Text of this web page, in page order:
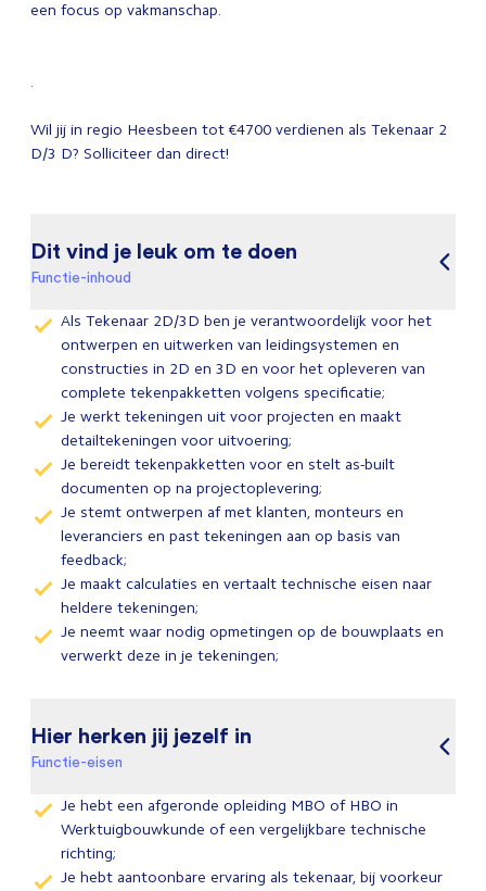
een focus op vakmanschap.
.
Wil jij in regio Heesbeen tot €4700 verdienen als Tekenaar 2
D/3 D? Solliciteer dan direct!
Dit vind je leuk om te doen
Functie-inhoud
Als Tekenaar 2D/3D ben je verantwoordelijk voor het
ontwerpen en uitwerken van leidingsystemen en
constructies in 2D en 3D en voor het opleveren van
complete tekenpakketten volgens specificatie;
Je werkt tekeningen uit voor projecten en maakt
detailtekeningen voor uitvoering;
Je bereidt tekenpakketten voor en stelt as-built
documenten op na projectoplevering;
Je stemt ontwerpen af met klanten, monteurs en
leveranciers en past tekeningen aan op basis van
feedback;
Je maakt calculaties en vertaalt technische eisen naar
heldere tekeningen;
Je neemt waar nodig opmetingen op de bouwplaats en
verwerkt deze in je tekeningen;
Hier herken jij jezelf in
Functie-eisen
Je hebt een afgeronde opleiding MBO of HBO in
Werktuigbouwkunde of een vergelijkbare technische
richting;
Je hebt aantoonbare ervaring als tekenaar, bij voorkeur